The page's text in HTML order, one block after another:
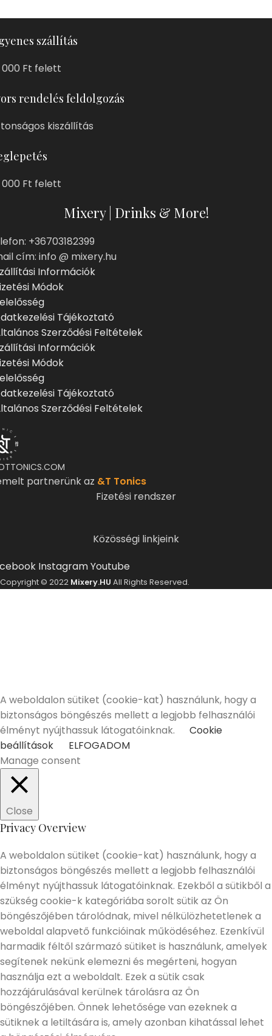
szállítás
000 Ft felett
rendelés feldolgozás
kiszállítás
000 Ft felett
Mixery | Drinks & More!
+36703182399
cím: info @ mixery.hu
Információk
Módok
Tájékoztató
Szerződési Feltételek
Információk
Módok
Tájékoztató
Szerződési Feltételek
partnerünk az &T Tonics
Fizetési rendszer
Közösségi linkjeink
InstagramYoutube
Copyright © 2022 Mixery.HU All Rights Reserved.
A weboldalon sütiket (cookie-kat) használunk, hogy a
biztonságos böngészés mellett a legjobb felhasználói
élményt nyújthassuk látogatóinknak.
Cookie
beállítások
ELFOGADOM
Manage consent
Close
Privacy Overview
A weboldalon sütiket (cookie-kat) használunk, hogy a
biztonságos böngészés mellett a legjobb felhasználói
élményt nyújthassuk látogatóinknak. Ezekből a sütikből a
szükség cookie-k kategóriába sorolt sütik az Ön
böngészőjében tárolódnak, mivel nélkülözhetetlenek a
weboldal alapvető funkcióinak működéséhez. Ezenkívül
harmadik féltől származó sütiket is használunk, amelyek
segítenek nekünk elemezni és megérteni, hogyan
használja ezt a weboldalt. Ezek a sütik csak
hozzájárulásával kerülnek tárolásra az Ön
böngészőjében. Önnek lehetősége van ezeknek a
sütiknek a letiltására is, amely azonban kihatással lehet